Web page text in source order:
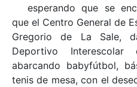
esperando que se
que el Centro General de
Gregorio de La Sale,
Deportivo Interescolar
abarcando babyfútbol,
tenis de mesa, con el